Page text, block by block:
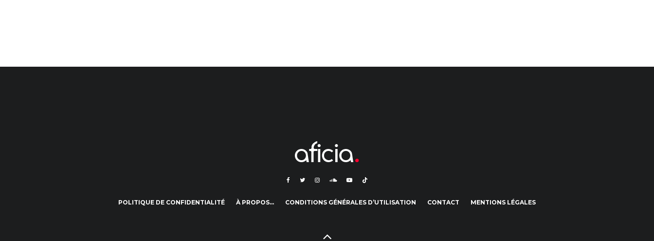
POLITIQUE DE CONFIDENTIALITÉ À PROPOS… CONDITIONS GÉNÉRALES D’UTILISATION CONTACT MENTIONS LÉGALES